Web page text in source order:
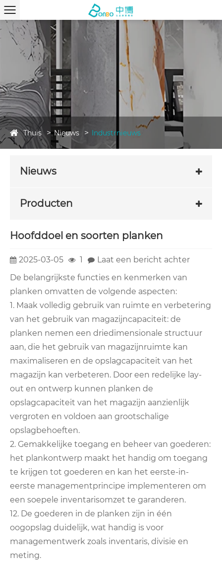
Thuis Nieuws Industrnieuws
Nieuws
Producten
Hoofddoel en soorten planken
2025-03-05 1
Laat een bericht achter
De belangrijkste functies en kenmerken van
planken omvatten de volgende aspecten:
1. Maak volledig gebruik van ruimte en verbetering
van het gebruik van magazijncapaciteit: de
planken nemen een driedimensionale structuur
aan, die het gebruik van magazijnruimte kan
maximaliseren en de opslagcapaciteit van het
magazijn kan verbeteren. Door een redelijke lay-
out en ontwerp kunnen planken de
opslagcapaciteit van het magazijn aanzienlijk
vergroten en voldoen aan grootschalige
opslagbehoeften.
2. Gemakkelijke toegang en beheer van goederen:
het plankontwerp maakt het handig om toegang
te krijgen tot goederen en kan het eerste-in-
eerste managementprincipe implementeren om
een ​​soepele inventarisomzet te garanderen.
12. De goederen in de planken zijn in één
oogopslag duidelijk, wat handig is voor
managementwerk zoals inventaris, divisie en
meting.